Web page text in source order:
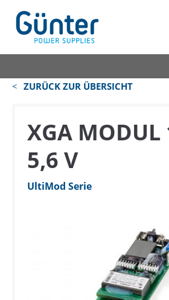
ZURÜCK ZUR ÜBERSICHT
XGA MODUL
5,6 V
UltiMod Serie